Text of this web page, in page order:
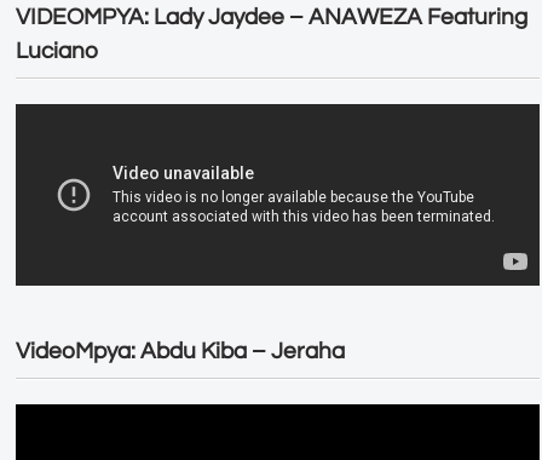
VIDEOMPYA: Lady Jaydee – ANAWEZA Featuring
Luciano
VideoMpya: Abdu Kiba – Jeraha